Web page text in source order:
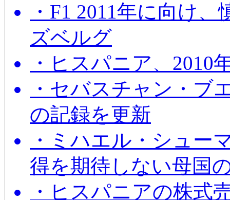
・F1 2011年に向け
ズベルグ
・ヒスパニア、2010
・セバスチャン・ブ
の記録を更新
・ミハエル・シュー
得を期待しない母国
・ヒスパニアの株式